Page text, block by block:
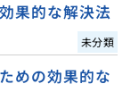
果的な解決法
未分類
めの効果的な